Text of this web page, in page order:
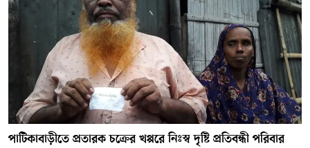
পাটিকাবাড়ীতে প্রতারক চক্রের খপ্পরে নিঃস্ব দৃষ্টি প্রতিবন্ধী পরিবার